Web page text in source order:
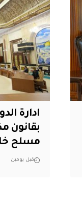
بقانون
مسلح
قبل يومين